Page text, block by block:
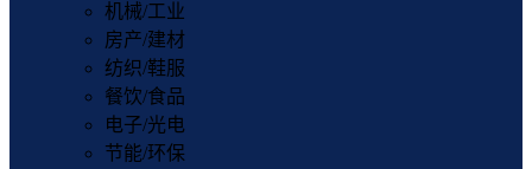
机械/工业
房产/建材
纺织/鞋服
餐饮/食品
电子/光电
节能/环保